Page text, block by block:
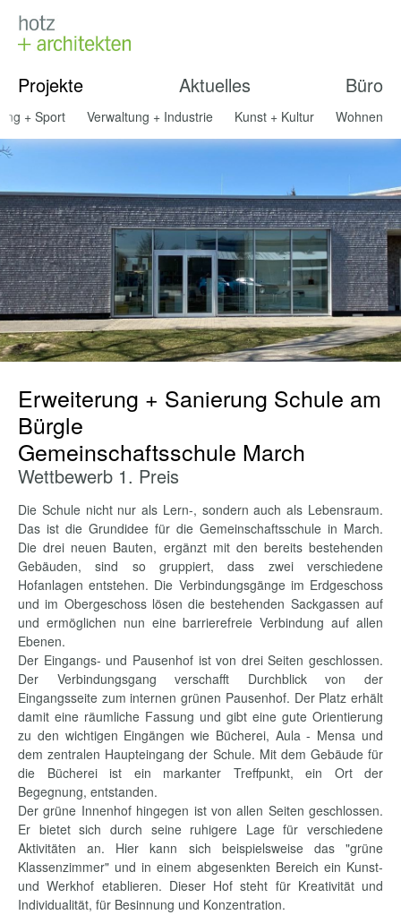
Projekte Aktuelles Büro
+ Sport Verwaltung + Industrie Kunst + Kultur Wohnen
Erweiterung + Sanierung Schule am
Bürgle
Gemeinschaftsschule March
Wettbewerb 1. Preis
Die Schule nicht nur als Lern-, sondern auch als Lebensraum.
Das ist die Grundidee für die Gemeinschaftsschule in March.
Die drei neuen Bauten, ergänzt mit den bereits bestehenden
Gebäuden, sind so gruppiert, dass zwei verschiedene
Hofanlagen entstehen. Die Verbindungsgänge im Erdgeschoss
und im Obergeschoss lösen die bestehenden Sackgassen auf
und ermöglichen nun eine barrierefreie Verbindung auf allen
Ebenen.
Der Eingangs- und Pausenhof ist von drei Seiten geschlossen.
Der Verbindungsgang verschafft Durchblick von der
Eingangsseite zum internen grünen Pausenhof. Der Platz erhält
damit eine räumliche Fassung und gibt eine gute Orientierung
zu den wichtigen Eingängen wie Bücherei, Aula - Mensa und
dem zentralen Haupteingang der Schule. Mit dem Gebäude für
die Bücherei ist ein markanter Treffpunkt, ein Ort der
Begegnung, entstanden.
Der grüne Innenhof hingegen ist von allen Seiten geschlossen.
Er bietet sich durch seine ruhigere Lage für verschiedene
Aktivitäten an. Hier kann sich beispielsweise das "grüne
Klassenzimmer" und in einem abgesenkten Bereich ein Kunst-
und Werkhof etablieren. Dieser Hof steht für Kreativität und
Individualität, für Besinnung und Konzentration.